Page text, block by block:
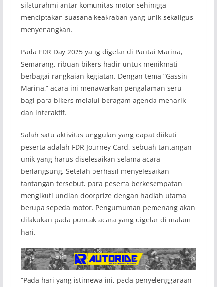
silaturahmi antar komunitas motor sehingga
menciptakan suasana keakraban yang unik sekaligus
menyenangkan.
Pada FDR Day 2025 yang digelar di Pantai Marina,
Semarang, ribuan bikers hadir untuk menikmati
berbagai rangkaian kegiatan. Dengan tema “Gassin
Marina,” acara ini menawarkan pengalaman seru
bagi para bikers melalui beragam agenda menarik
dan interaktif.
Salah satu aktivitas unggulan yang dapat diikuti
peserta adalah FDR Journey Card, sebuah tantangan
unik yang harus diselesaikan selama acara
berlangsung. Setelah berhasil menyelesaikan
tantangan tersebut, para peserta berkesempatan
mengikuti undian doorprize dengan hadiah utama
berupa sepeda motor. Pengumuman pemenang akan
dilakukan pada puncak acara yang digelar di malam
hari.
“Pada hari yang istimewa ini, pada penyelenggaraan